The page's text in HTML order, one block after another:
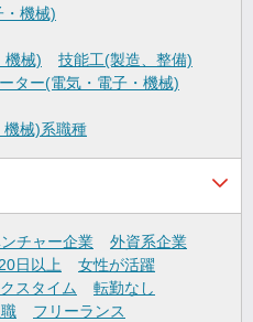
・機械)
機械)
技能工(製造、整備)
ター(電気・電子・機械)
機械)系職種
チャー企業
外資系企業
日以上
女性が活躍
スタイム
転勤なし
フリーランス